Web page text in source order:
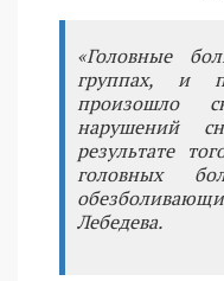
«Головные
группах, и
произошло
нарушений
результате
головных
Лебедева.